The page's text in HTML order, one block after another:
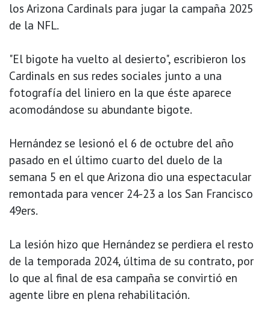
los Arizona Cardinals para jugar la campaña 2025
de la NFL.
"El bigote ha vuelto al desierto", escribieron los
Cardinals en sus redes sociales junto a una
fotografía del liniero en la que éste aparece
acomodándose su abundante bigote.
Hernández se lesionó el 6 de octubre del año
pasado en el último cuarto del duelo de la
semana 5 en el que Arizona dio una espectacular
remontada para vencer 24-23 a los San Francisco
49ers.
La lesión hizo que Hernández se perdiera el resto
de la temporada 2024, última de su contrato, por
lo que al final de esa campaña se convirtió en
agente libre en plena rehabilitación.